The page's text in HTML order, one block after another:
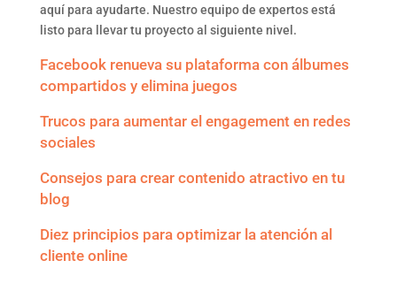
aquí para ayudarte. Nuestro equipo de expertos está
listo para llevar tu proyecto al siguiente nivel.
Facebook renueva su plataforma con álbumes
compartidos y elimina juegos
Trucos para aumentar el engagement en redes
sociales
Consejos para crear contenido atractivo en tu
blog
Diez principios para optimizar la atención al
cliente online